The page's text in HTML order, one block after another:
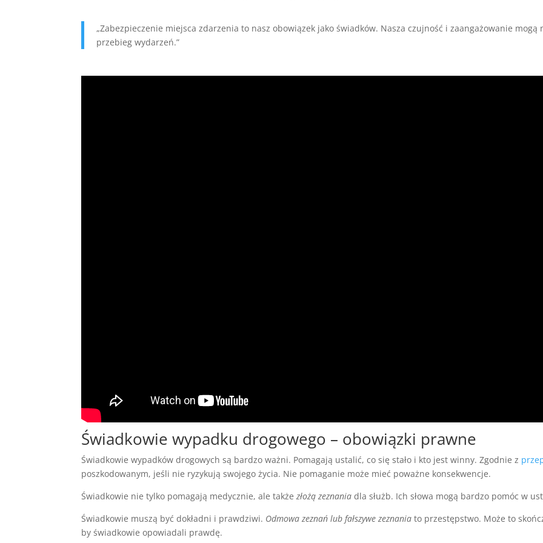
„Zabezpieczenie miejsca zdarzenia to nasz obowiązek jako świadków. Nasza czujność i zaangażowanie mogą
przebieg wydarzeń.”
Świadkowie wypadku drogowego – obowiązki prawne
Świadkowie wypadków drogowych są bardzo ważni. Pomagają ustalić, co się stało i kto jest winny. Zgodnie z
poszkodowanym, jeśli nie ryzykują swojego życia. Nie pomaganie może mieć poważne konsekwencje.
Świadkowie nie tylko pomagają medycznie, ale takżezłożą zeznania dla służb. Ich słowa mogą bardzo pomóc w
Świadkowie muszą być dokładni i prawdziwi. Odmowa zeznań lub fałszywe zeznania to przestępstwo. Może to
by świadkowie opowiadali prawdę.